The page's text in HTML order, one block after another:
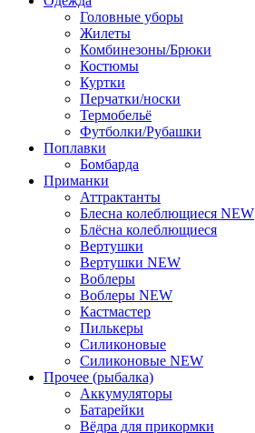
Головные уборы
Жилеты
Комбинезоны/Брюки
Костюмы
Куртки
Перчатки/носки
Термобельё
Футболки/Рубашки
Поплавки
Бомбарда
Приманки
Аттрактанты
Блеснa колеблющиеся NEW
Блёсна колеблющиеся
Вертушки
Вертушки NEW
Воблеры
Воблеры NEW
Кастмастер
Пилькеры
Силиконовые
Силиконовые NEW
Прочее (рыбалка)
Аккумуляторы
Батарейки
Вёдра для прикормки